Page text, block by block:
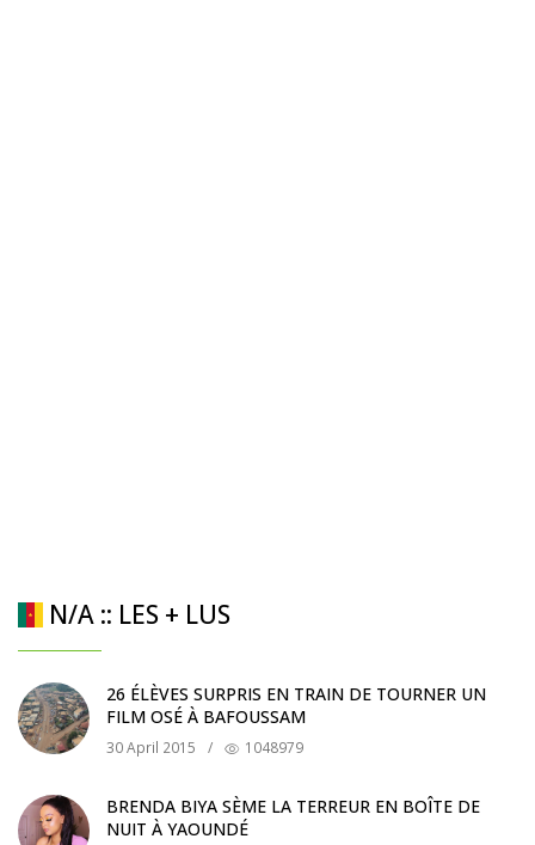
N/A :: LES + LUS
26 ÉLÈVES SURPRIS EN TRAIN DE TOURNER UN
FILM OSÉ À BAFOUSSAM
30 April 2015 / 1048979
BRENDA BIYA SÈME LA TERREUR EN BOÎTE DE
NUIT À YAOUNDÉ